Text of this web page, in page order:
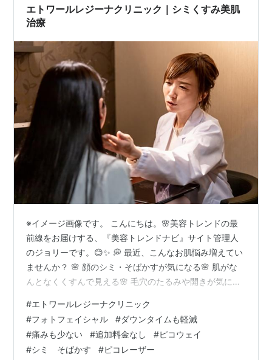
エトワールレジーナクリニック｜シミくすみ美肌
治療
※イメージ画像です。 こんにちは。🌸美容トレンドの最
前線をお届けする、『美容トレンドナビ』サイト管理人
のジョリーです。😊✨ 💭 最近、こんなお肌悩み増えてい
ませんか？ 🌸 顔のシミ・そばかすが気になる🌸 肌がな
んとなくくすんで見える🌸 毛穴のたるみや開きが気にな
も…」と感じることが増えた 鏡を見るたびに、「なんだ
か昔より疲れて見える…😢」「肌が元気なく見える気が
する…」そんな小さな変化を感じ始めていませんか？ 実
は、年齢とともに増える シミ・そばかす・くすみ・毛穴
#エトワールレジーナクリニック
#フォトフェイシャル #ダウンタイムも軽減
#痛みも少ない #追加料金なし #ピコウェイ
#シミ そばかす #ピコレーザー